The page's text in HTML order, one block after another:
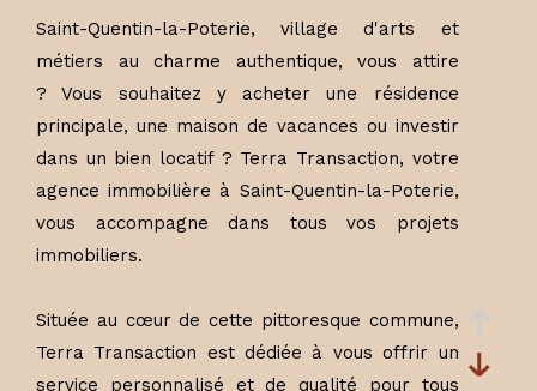
Saint-Quentin-la-Poterie, village d'arts et
métiers au charme authentique, vous attire
?
Vous souhaitez y acheter une résidence
principale, une maison de vacances ou investir
dans un bien locatif ? Terra Transaction, votre
agence immobilière à Saint-Quentin-la-Poterie,
vous accompagne dans tous vos projets
immobiliers.
Située au cœur de cette pittoresque commune,
Terra Transaction est dédiée à vous offrir un
service personnalisé et de qualité pour tous